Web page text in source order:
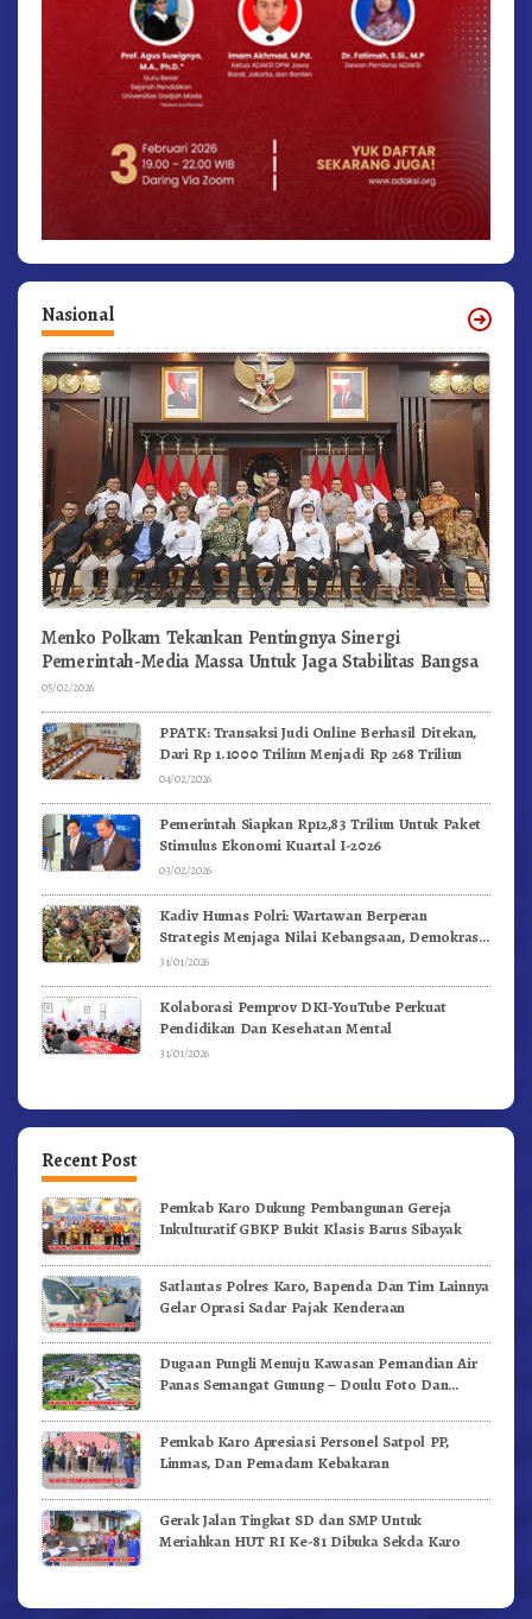
Nasional
Menko Polkam Tekankan Pentingnya Sinergi
Pemerintah-Media Massa Untuk Jaga Stabilitas Bangsa
05/02/2026
PPATK: Transaksi Judi Online Berhasil Ditekan,
Dari Rp 1.1000 Triliun Menjadi Rp 268 Triliun
04/02/2026
Pemerintah Siapkan Rp12,83 Triliun Untuk Paket
Stimulus Ekonomi Kuartal I-2026
03/02/2026
Kadiv Humas Polri: Wartawan Berperan
Strategis Menjaga Nilai Kebangsaan, Demokrasi,
dan NKRI
31/01/2026
Kolaborasi Pemprov DKI-YouTube Perkuat
Pendidikan Dan Kesehatan Mental
31/01/2026
Recent Post
Pemkab Karo Dukung Pembangunan Gereja
Inkulturatif GBKP Bukit Klasis Barus Sibayak
Satlantas Polres Karo, Bapenda Dan Tim Lainnya
Gelar Oprasi Sadar Pajak Kenderaan
Dugaan Pungli Menuju Kawasan Pemandian Air
Panas Semangat Gunung – Doulu Foto Dan
Pemkab Karo Apresiasi Personel Satpol PP,
Linmas, Dan Pemadam Kebakaran
Gerak Jalan Tingkat SD dan SMP Untuk
Meriahkan HUT RI Ke-81 Dibuka Sekda Karo